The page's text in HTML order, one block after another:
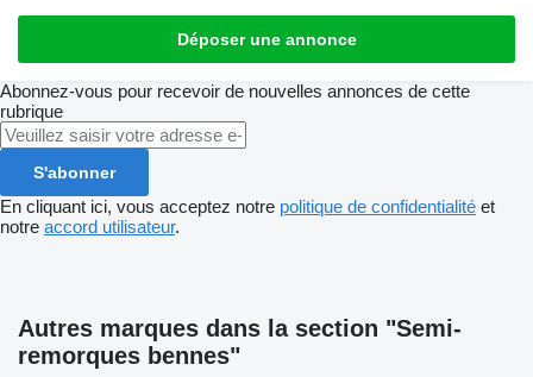
Déposer une annonce
Abonnez-vous pour recevoir de nouvelles annonces de cette
rubrique
S'abonner
En cliquant ici, vous acceptez notre politique de confidentialité et
notre accord utilisateur.
Autres marques dans la section "Semi-
remorques bennes"